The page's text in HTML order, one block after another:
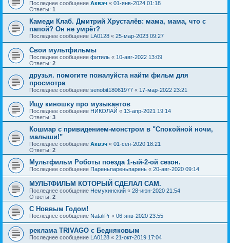
Последнее сообщение Аквэч « 01-янв-2024 01:18
Ответы: 1
Камеди Клаб. Дмитрий Хрусталёв: мама, мама, что с
папой? Он не умрёт?
Последнее сообщение LA0128 « 25-мар-2023 09:27
Свои мультфильмы
Последнее сообщение фитиль « 10-авг-2022 13:09
Ответы: 2
друзья. помогите пожалуйста найти фильм для
просмотра
Последнее сообщение senobit18061977 « 17-мар-2022 23:21
Ищу киношку про музыкантов
Последнее сообщение НИКОЛАЙ « 13-апр-2021 19:14
Ответы: 3
Кошмар с привидением-монстром в "Спокойной ночи,
малыши!"
Последнее сообщение Аквэч « 01-сен-2020 18:21
Ответы: 2
Мультфильм Роботы поезда 1-ый-2-ой сезон.
Последнее сообщение Пареньпареньпарень « 20-авг-2020 09:14
МУЛЬТФИЛЬМ КОТОРЫЙ СДЕЛАЛ САМ.
Последнее сообщение Немухинский « 28-июн-2020 21:54
Ответы: 2
С Новвым Годом!
Последнее сообщение NataliPr « 06-янв-2020 23:55
реклама TRIVAGO с Бедняковым
Последнее сообщение LA0128 « 21-окт-2019 17:04